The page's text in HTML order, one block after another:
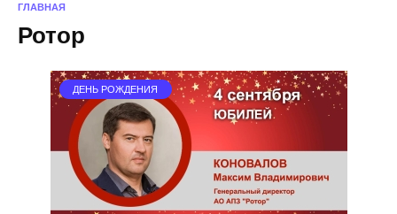
ГЛАВНАЯ
Ротор
ДЕНЬ РОЖДЕНИЯ